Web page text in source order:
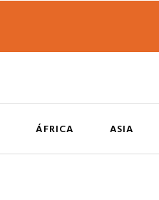
ÁFRICA ASIA